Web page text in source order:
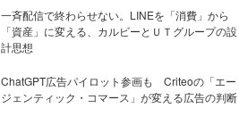
一斉配信で終わらせない。LINEを「消費」から
「資産」に変える、カルビーとＵＴグループの設
計思想
ChatGPT広告パイロット参画も Criteoの「エー
ジェンティック・コマース」が変える広告の判断